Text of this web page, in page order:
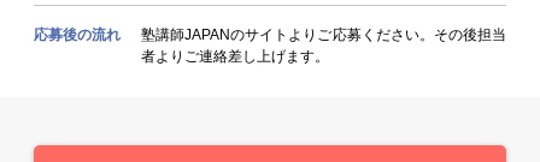
応募後の流れ
塾講師JAPANのサイトよりご応募ください。その後担当
者よりご連絡差し上げます。